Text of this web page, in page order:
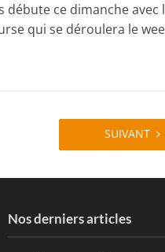
débute ce dimanche avec
qui se déroulera le
SUIVANT
Nos derniers articles